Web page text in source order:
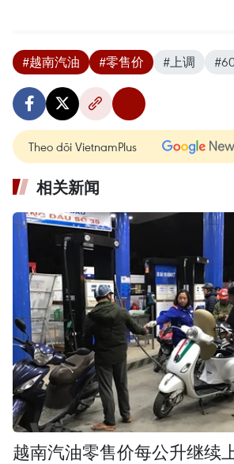
#越南汽油 #零售价 #上调
Theo dõi VietnamPlus
相关新闻
越南汽油零售价每公升继续